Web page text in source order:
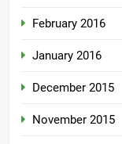
February 2016
January 2016
December 2015
November 2015